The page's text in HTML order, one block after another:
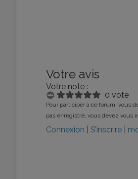
Votre avis
Votre note :
0 vote
Pour participer à ce forum, vous
pas enregistré, vous devez vous
Connexion S’inscrire